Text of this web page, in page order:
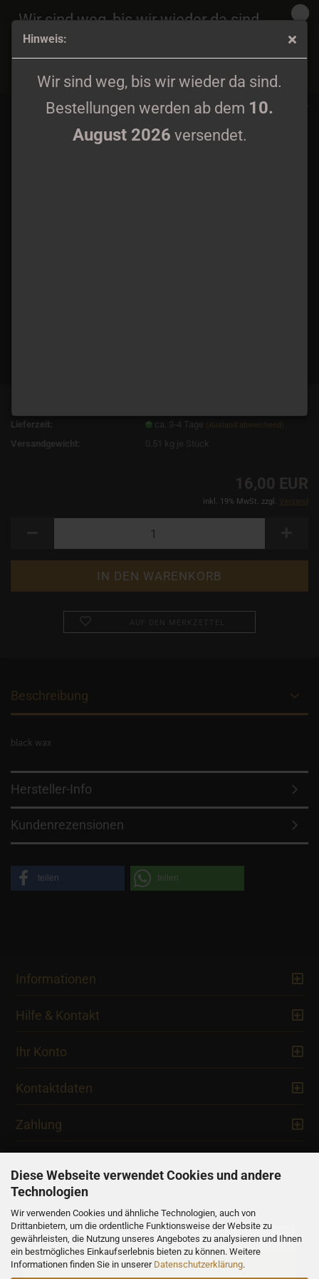
Diese Webseite verwendet Cookies und andere
Technologien
Wir verwenden Cookies und ähnliche Technologien, auch von
Drittanbietern, um die ordentliche Funktionsweise der Website zu
gewährleisten, die Nutzung unseres Angebotes zu analysieren und Ihnen
ein bestmögliches Einkaufserlebnis bieten zu können. Weitere
Informationen finden Sie in unserer Datenschutzerklärung.
Hinweis:
Wir sind weg, bis wir wieder da sind.
Bestellungen werden ab dem 10.
August 2026 versendet.
Wir sind weg, bis wir wieder da sind.
Bestellungen werden ab dem
August 2026
versendet.
Lieferzeit:
ca. 3-4 Tage (Ausland abweichend)
Versandgewicht: 0.51 kg je Stück
16,00 EUR
inkl. 19% MwSt. zzgl. Versand
Beschreibung
black wax
Hersteller-Info
Kundenrezensionen
teilen teilen
Informationen
Hilfe & Kontakt
Ihr Konto
Kontaktdaten
Zahlung
Newsletter